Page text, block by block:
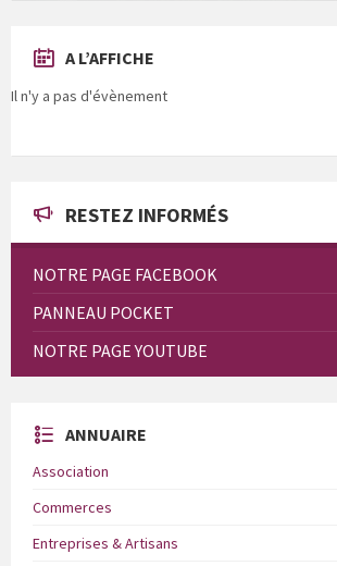
A L’AFFICHE
Il n'y a pas d'évènement
RESTEZ INFORMÉS
NOTRE PAGE FACEBOOK
PANNEAU POCKET
NOTRE PAGE YOUTUBE
ANNUAIRE
Association
Commerces
Entreprises & Artisans